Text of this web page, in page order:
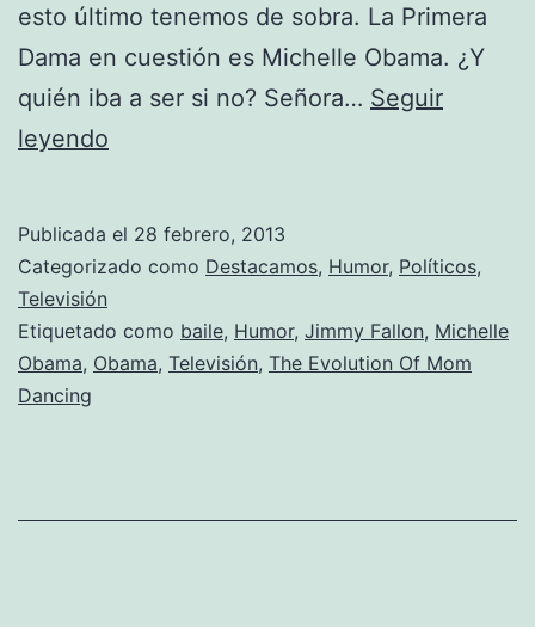
esto último tenemos de sobra. La Primera
Dama en cuestión es Michelle Obama. ¿Y
quién iba a ser si no? Señora… Seguir
leyendo
su
contra
la
Publicada el 28 febrero, 2013
Categorizado como Destacamos, Humor, Políticos,
Televisión
Etiquetado como baile, Humor, Jimmy Fallon, Michelle
Obama, Obama, Televisión, The Evolution Of Mom
Dancing